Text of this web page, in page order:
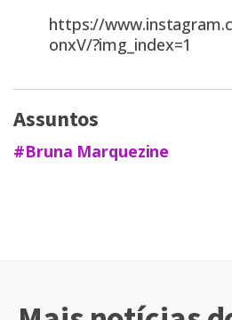
https://
onxV/?img_index=1
Assuntos
#Bruna Marquezine